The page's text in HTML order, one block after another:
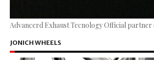
Advancerd Exhaust Tecnology Official
JONICH WHEELS